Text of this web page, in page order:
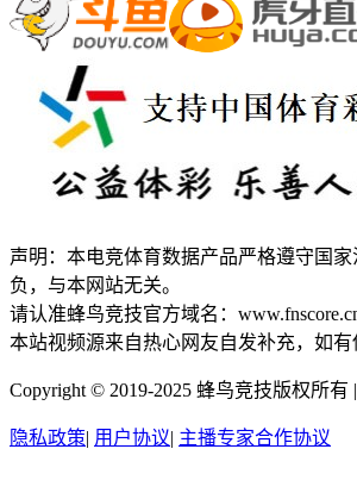
声明：本电竞体育数据产品严格遵守国
负，与本网站无关。
请认准蜂鸟竞技官方域名：
本站视频源来自热心网友自发补充，如有
Copyright © 2019-2025 蜂鸟竞技版权所有 |
隐私政策| 用户协议| 主播专家合作协议